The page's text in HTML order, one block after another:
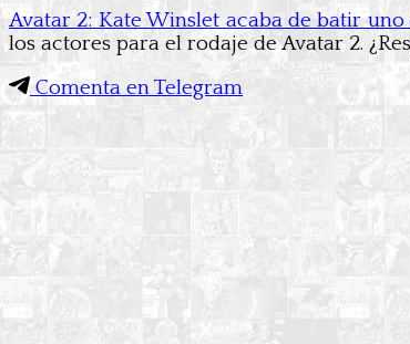
Avatar 2: Kate Winslet acaba de batir
los actores para el rodaje de Avatar 2.
Comenta en Telegram